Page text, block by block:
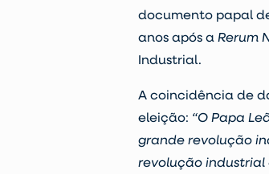
documento papal
anos após a Rerum
Industrial.
A coincidência de
eleição: “O Papa
grande revolução
revolução